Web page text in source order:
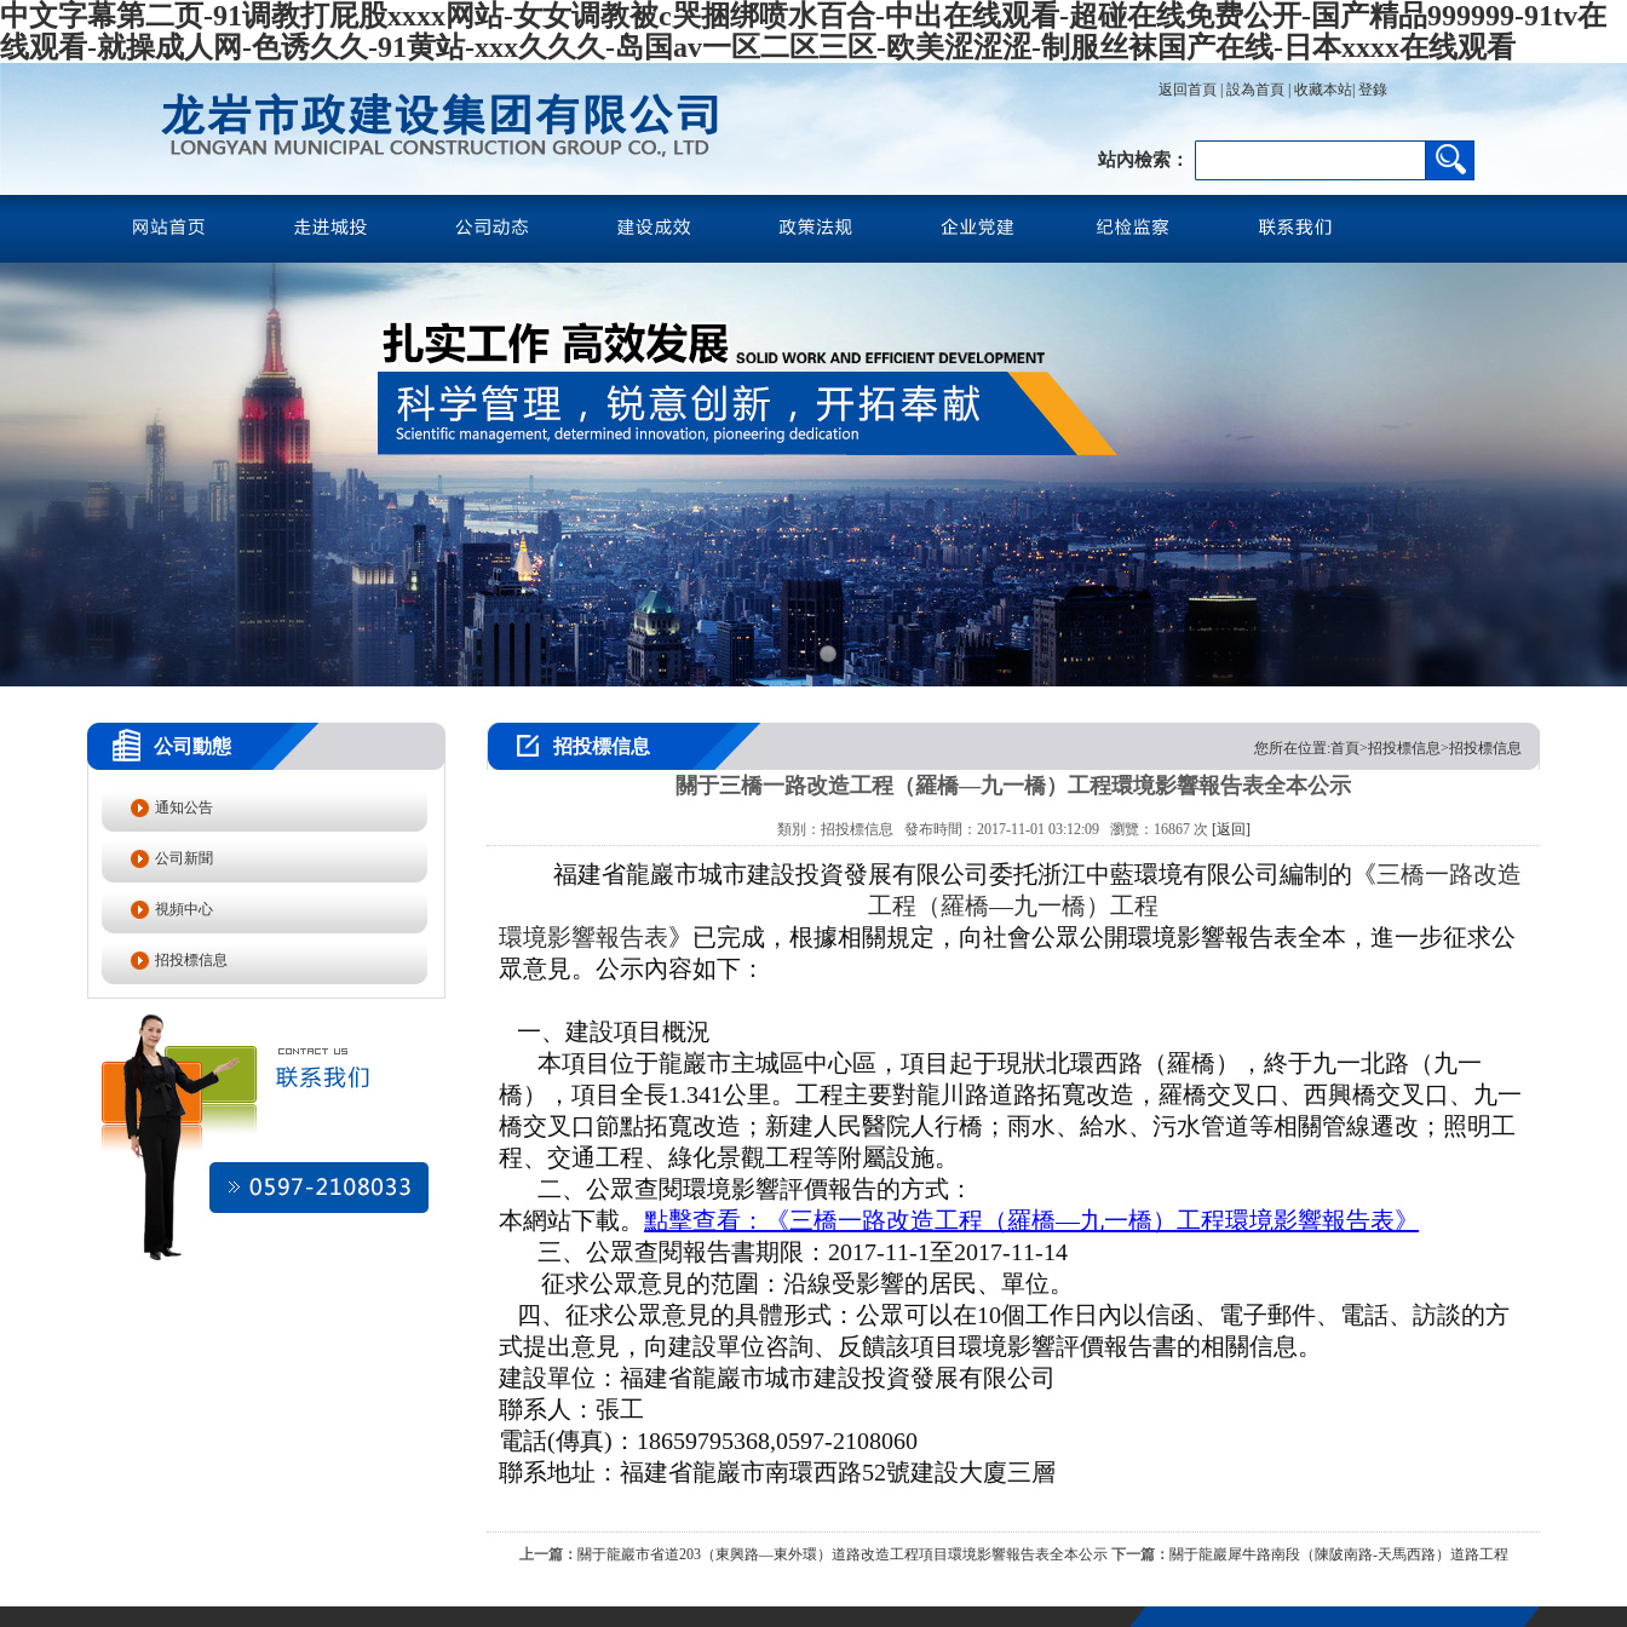
中文字幕第二页-91调教打屁股xxxx网站-女女调教被c哭捆绑喷水百合-中出在线观看-超碰在线免费公开-国产精品999999-91tv在
线观看-就操成人网-色诱久久-91黄站-xxx久久久-岛国av一区二区三区-欧美涩涩涩-制服丝袜国产在线-日本xxxx在线观看
返回首頁 設為首頁 收藏本站 登錄
站內檢索：
公司動態
通知公告
公司新聞
視頻中心
招投標信息
您所在位置:首頁>招投標信息>招投標信息
招投標信息
關于三橋一路改造工程（羅橋—九一橋）工程環境影響報告表全本公示
類別：招投標信息 發布時間：2017-11-01 03:12:09 瀏覽：16867 次 [返回]
福建省龍巖市城市建設投資發展有限公司委托浙江中藍環境有限公司 編制的《三橋一路改造
工程（羅橋—九一橋）工程
環境影響報告表》已完成，根據相關規定，向社會公眾公開環境影響報告表全本，進一步征求公
眾意見。公示內容如下：
一、建設項目概況
本項目位于龍巖市主城區中心區，項目起于現狀北環西路（羅橋），終于九一北路（九一
橋），項目全長1.341公里。工程主要對龍川路道路拓寬改造，羅橋交叉口、西興橋交叉口、九一
橋交叉口節點拓寬改造；新建人民醫院人行橋；雨水、給水、污水管道等相關管線遷改；照明工
程、交通工程、綠化景觀工程等附屬設施。
二、 公眾查閱環境影響評價報告的方式：
本網站下載。 點擊查看： 《三橋一路改造工程（羅橋—九一橋）工程環境影響報告表》
三、 公眾查閱報告書期限： 2017-11-1至2017-11-14
征求公眾意見的范圍：沿線受影響的居民、單位。
四、征求公眾意見的具體形式：公眾可以在10個工作日內以信函、電子郵件、電話、訪談的方
式提出意見，向建設單位咨詢、反饋該項目環境影響評價報告書的相關信息。
建設單位：福建省龍巖市城市建設投資發展有限公司
聯系人：張工
電話(傳真)： 18659795368,0597-2108060
聯系地址：福建省龍巖市南環西路52號建設大廈三層
上一篇： 關于龍巖市省道203（東興路—東外環）道路改造工程項目環境影響報告表全本公示 下一篇： 關于龍巖犀牛路南段（陳陂南路-天馬西路）道路工程